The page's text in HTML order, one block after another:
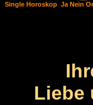
Single Horoskop Ja Nein
Liebe